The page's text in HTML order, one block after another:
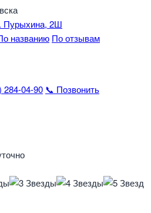
Пурыхина, 2Ш
названию По отзывам
284-04-90 📞 Позвонить